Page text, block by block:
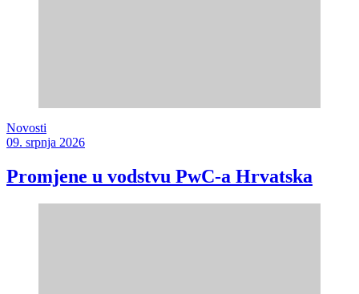
Novosti
09. srpnja 2026
Promjene u vodstvu PwC-a Hrvatska